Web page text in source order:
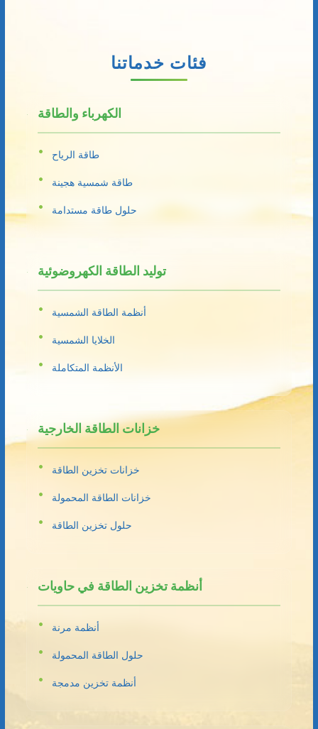
فئات خدماتنا
الكهرباء والطاقة
طاقة الرياح
طاقة شمسية هجينة
حلول طاقة مستدامة
توليد الطاقة الكهروضوئية
أنظمة الطاقة الشمسية
الخلايا الشمسية
الأنظمة المتكاملة
خزانات الطاقة الخارجية
خزانات تخزين الطاقة
خزانات الطاقة المحمولة
حلول تخزين الطاقة
أنظمة تخزين الطاقة في حاويات
أنظمة مرنة
حلول الطاقة المحمولة
أنظمة تخزين مدمجة